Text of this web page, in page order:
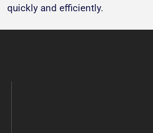
quickly and efficiently.